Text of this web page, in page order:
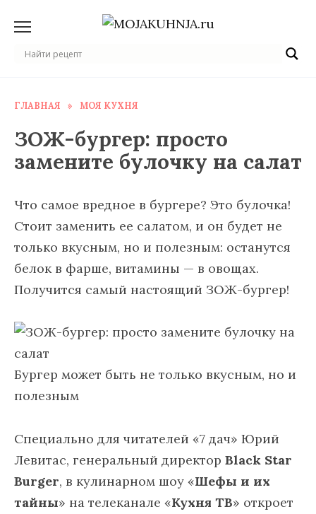
содержанию
ГЛАВНАЯ » МОЯ КУХНЯ
ЗОЖ-бургер: просто
замените булочку на салат
Что самое вредное в бургере? Это булочка!
Стоит заменить ее салатом, и он будет не
только вкусным, но и полезным: останутся
белок в фарше, витамины — в овощах.
Получится самый настоящий ЗОЖ-бургер!
Бургер может быть не только вкусным, но и
полезным
Специально для читателей «7 дач» Юрий
Левитас, генеральный директор Black Star
Burger, в кулинарном шоу «Шефы и их
тайны» на телеканале «Кухня ТВ» откроет